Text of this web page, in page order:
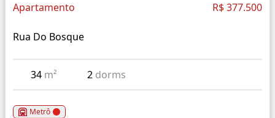
Apartamento R$ 377.500
Rua Do Bosque
34 m² 2 dorms
Metrô